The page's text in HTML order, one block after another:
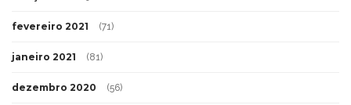
fevereiro 2021 (71)
janeiro 2021 (81)
dezembro 2020 (56)